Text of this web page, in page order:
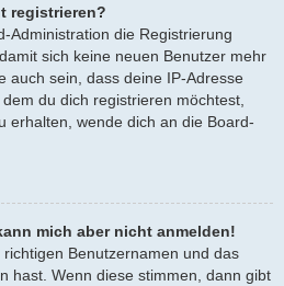
registrieren?
Administration die Registrierung
sich keine neuen Benutzer mehr
auch sein, dass deine IP-Adresse
du dich registrieren möchtest,
erhalten, wende dich an die Board-
mich aber nicht anmelden!
Benutzernamen und das
hast. Wenn diese stimmen, dann gibt